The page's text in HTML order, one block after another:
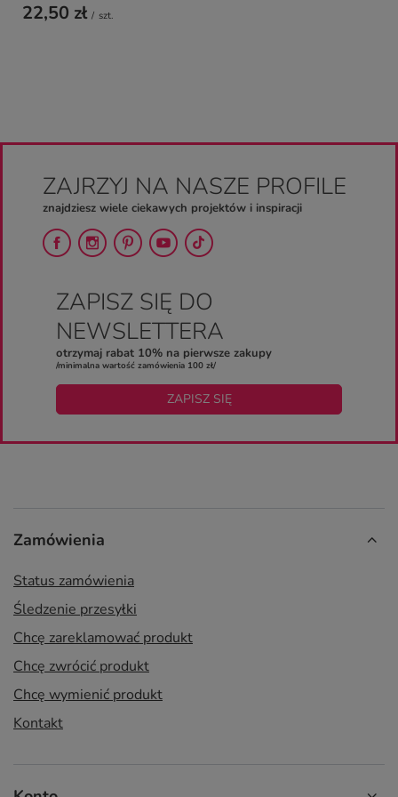
22,50 zł / szt.
ZAJRZYJ NA NASZE PROFILE
znajdziesz wiele ciekawych projektów i inspiracji
ZAPISZ SIĘ DO
NEWSLETTERA
otrzymaj rabat 10% na pierwsze zakupy
/minimalna wartość zamówienia 100 zł/
ZAPISZ SIĘ
Zamówienia
Status zamówienia
Śledzenie przesyłki
Chcę zareklamować produkt
Chcę zwrócić produkt
Chcę wymienić produkt
Kontakt